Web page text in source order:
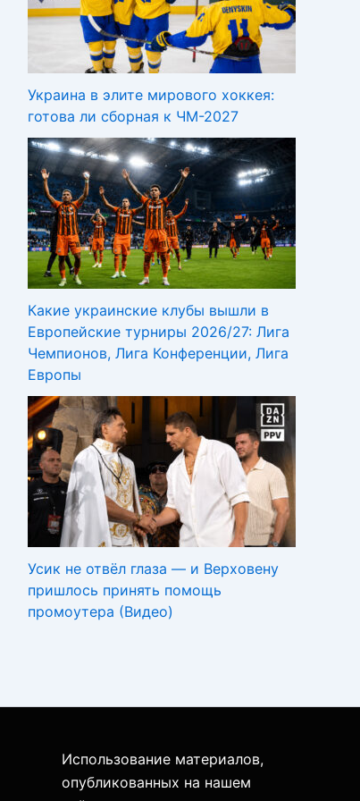
Украина в элите мирового хоккея:
готова ли сборная к ЧМ-2027
Какие украинские клубы вышли в
Европейские турниры 2026/27: Лига
Чемпионов, Лига Конференции, Лига
Европы
Усик не отвёл глаза — и Верховену
пришлось принять помощь
промоутера (Видео)
Использование материалов,
опубликованных на нашем